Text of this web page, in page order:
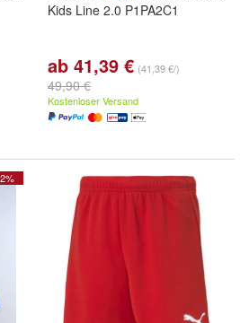
Kids Line 2.0 P1PA2C1
ab 41,39 € (41,39 €/)
49,90 €
Kostenloser Versand